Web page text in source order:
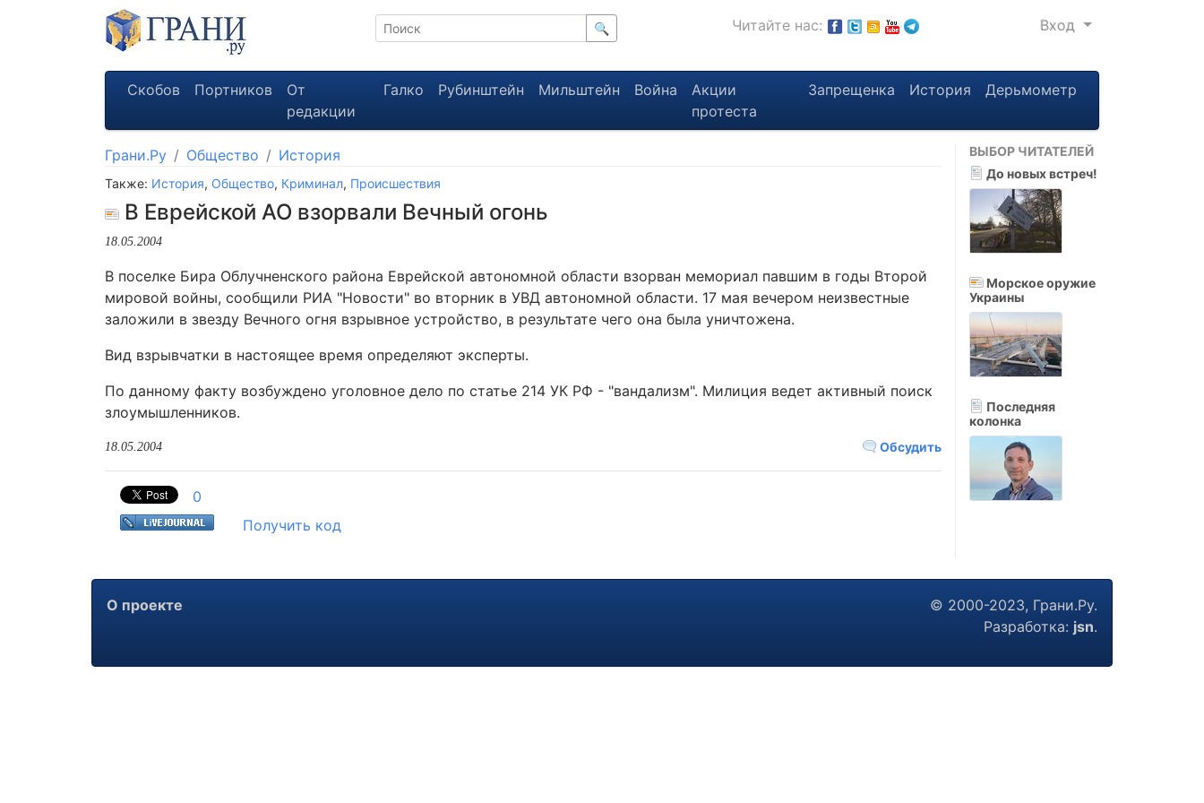
🔍 Читайте нас: Вход
Скобов Портников
От
редакции
Галко Рубинштейн Мильштейн Война
Акции
протеста
Запрещенка История Дерьмометр
Грани.Ру Общество История
Также: История, Общество, Криминал, Происшествия
В Еврейской АО взорвали Вечный огонь
18.05.2004
В поселке Бира Облучненского района Еврейской автономной области взорван мемориал павшим в годы Второй
мировой войны, сообщили РИА "Новости" во вторник в УВД автономной области. 17 мая вечером неизвестные
заложили в звезду Вечного огня взрывное устройство, в результате чего она была уничтожена.
Вид взрывчатки в настоящее время определяют эксперты.
По данному факту возбуждено уголовное дело по статье 214 УК РФ - "вандализм". Милиция ведет активный поиск
злоумышленников.
Обсудить
18.05.2004
0
Получить код
ВЫБОР ЧИТАТЕЛЕЙ
До новых встреч!
Морское оружие
Украины
Последняя
колонка
О проекте
© 2000-2023, Грани.Ру.
Разработка: jsn.